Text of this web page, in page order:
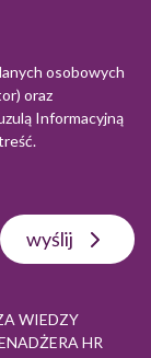
osobowych
oraz
Informacyjną
wyślij
WIEDZY
HR